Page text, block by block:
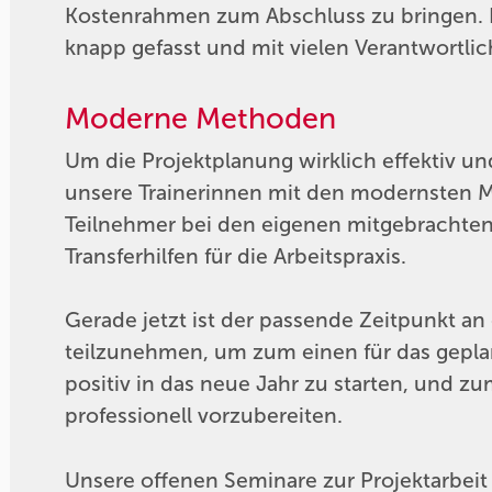
Kostenrahmen zum Abschluss zu
knapp gefasst und mit vielen
Moderne Methoden
Um die Projektplanung wirklich effektiv
unsere Trainerinnen mit den modernsten
Teilnehmer bei den eigenen
Transferhilfen für die Arbeitspraxis.
Gerade jetzt ist der passende Zeitpunkt
teilzunehmen, um zum einen für das
positiv in das neue Jahr zu starten, und
professionell vorzubereiten.
Unsere offenen Seminare zur